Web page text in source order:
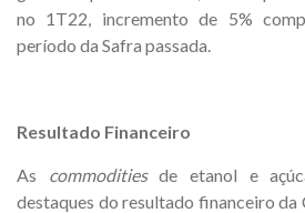
no 1T22, incremento de 5%
período da Safra passada.
Resultado Financeiro
As commoditiesde etanol e
destaques do resultado financeiro da